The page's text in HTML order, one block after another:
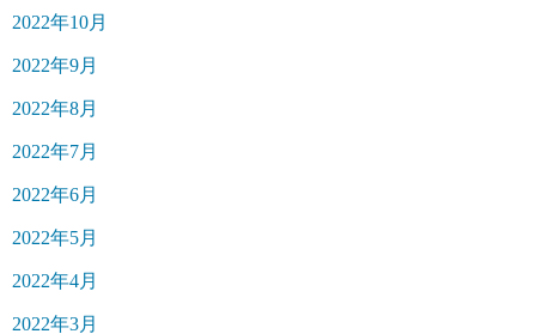
2022年10月
2022年9月
2022年8月
2022年7月
2022年6月
2022年5月
2022年4月
2022年3月